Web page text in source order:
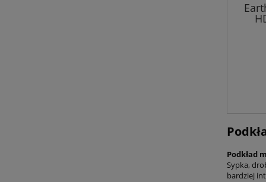
Podkład
Sypka,
bardziej